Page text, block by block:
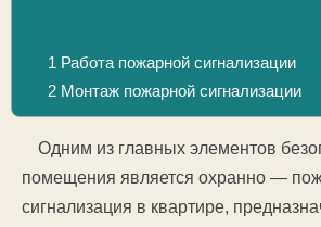
1 Работа пожарной сигнализации
2Монтаж пожарной сигнализации
Одним из главных элементов
помещения является охранно —
сигнализация в квартире,